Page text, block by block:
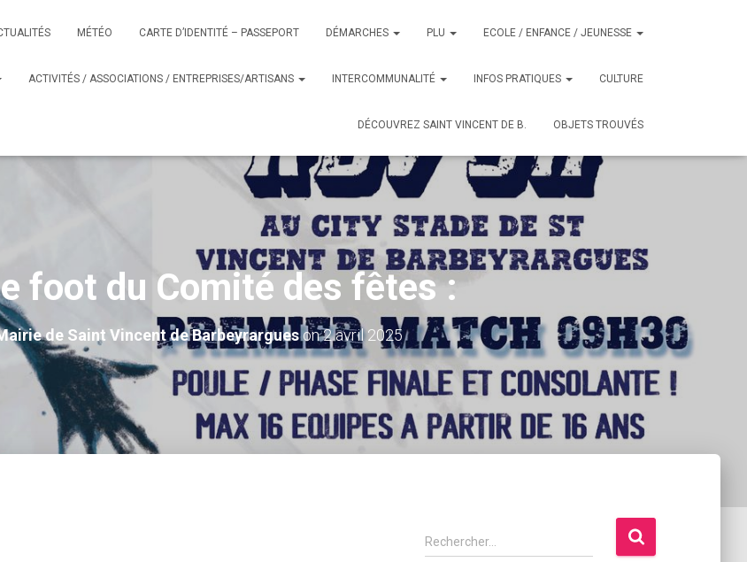
MÉTÉO CARTE D’IDENTITÉ – PASSEPORT DÉMARCHES PLU ECOLE / ENFANCE / JEUNESSE
ACTIVITÉS / ASSOCIATIONS / ENTREPRISES/ARTISANS INTERCOMMUNALITÉ INFOS PRATIQUES CULTURE
DÉCOUVREZ SAINT VINCENT DE B. OBJETS TROUVÉS
foot du Comité des fêtes :
de Saint Vincent de Barbeyrargueson2 avril 2025
R
e
Rechercher…